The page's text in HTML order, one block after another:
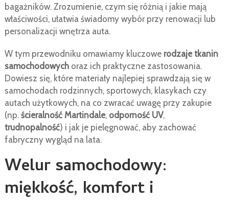
bagażników. Zrozumienie, czym się różnią i jakie mają
właściwości, ułatwia świadomy wybór przy renowacji lub
personalizacji wnętrza auta.
W tym przewodniku omawiamy kluczowe rodzaje tkanin
samochodowychoraz ich praktyczne zastosowania.
Dowiesz się, które materiały najlepiej sprawdzają się w
samochodach rodzinnych, sportowych, klasykach czy
autach użytkowych, na co zwracać uwagę przy zakupie
(np. ścieralność Martindale, odporność UV,
trudnopalność) i jak je pielęgnować, aby zachować
fabryczny wygląd na lata.
Welur samochodowy:
miękkość, komfort i